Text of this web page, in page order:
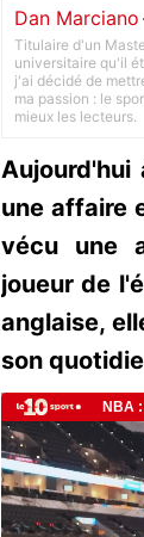
Dan Marciano
Titulaire d'un
universitaire qu'il
j'ai décidé de
ma passion : le
mieux les lecteurs.
une affaire
vécu une
joueur de
anglaise,
son